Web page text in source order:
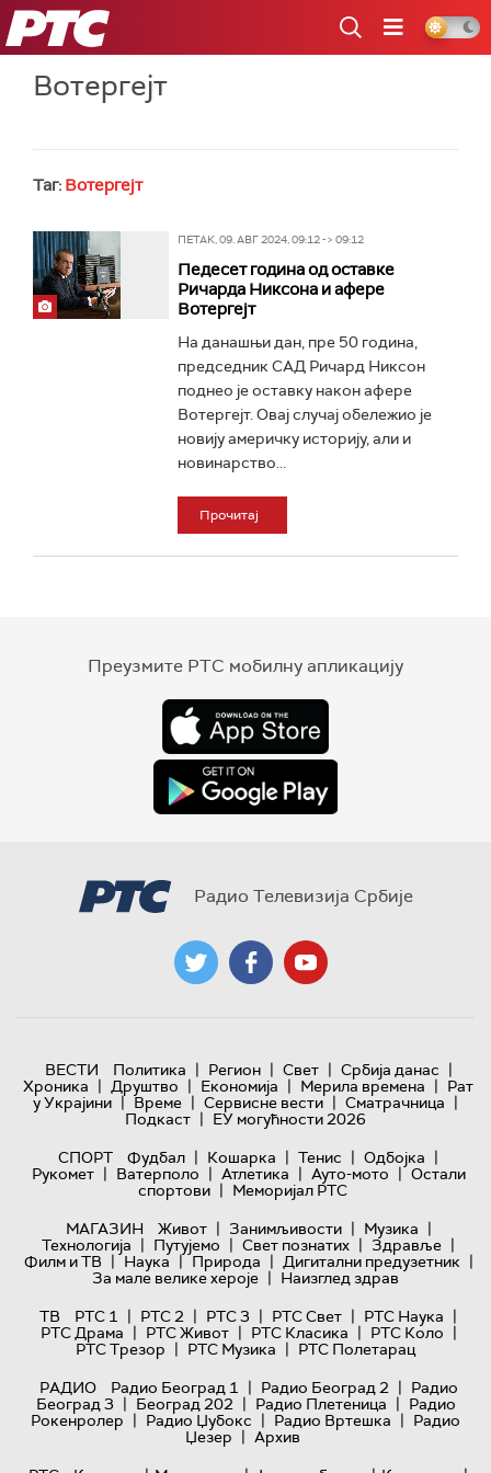
РТС
Вотергејт
Таг: Вотергејт
ПЕТАК, 09. АВГ 2024, 09:12 -> 09:12
Педесет година од оставке
Ричарда Никсона и афере
Вотергејт
На данашњи дан, пре 50 година,
председник САД Ричард Никсон
поднео је оставку након афере
Вотергејт. Овај случај обележио је
новију америчку историју, али и
новинарство...
Прочитај
Преузмите РТС мобилну апликацију
Радио Телевизија Србије
ВЕСТИ Политика | Регион | Свет | Србија данас |
Хроника | Друштво | Економија | Мерила времена | Рат
у Украјини | Време | Сервисне вести | Сматрачница |
Подкаст | ЕУ могућности 2026
СПОРТ
Фудбал | Кошарка | Тенис | Одбојка |
Рукомет | Ватерполо | Атлетика | Ауто-мото | Остали
спортови | Меморијал РТС
МАГАЗИН
Живот | Занимљивости | Музика |
Технологијa | Путујемо | Свет познатих | Здравље |
Филм и ТВ | Наука | Природа | Дигитални предузетник |
За мале велике хероје | Наизглед здрав
ТВ
РТС 1 | РТС 2 | РТС 3 | РТС Свет | РТС Наука |
РТС Драма | РТС Живот | РТС Класика | РТС Коло |
РТС Трезор | РТС Музика | РТС Полетарац
РАДИО
Радио Београд 1 | Радио Београд 2 | Радио
Београд 3 | Београд 202 | Радио Плетеница | Радио
Рокенролер | Радио Џубокс | Радио Вртешка | Радио
Џезер | Архив